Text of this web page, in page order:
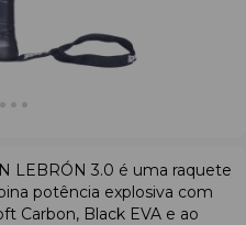
LEBRÓN 3.0 é uma raquete
potência explosiva com
Carbon, Black EVA e ao